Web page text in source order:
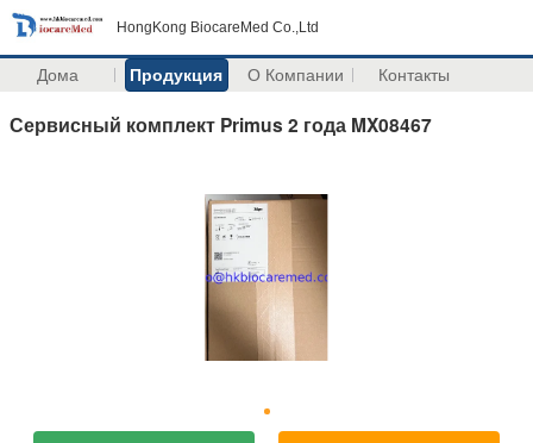
HongKong BiocareMed Co.,Ltd
Дома Продукция О Компании Контакты
Сервисный комплект Primus 2 года MX08467